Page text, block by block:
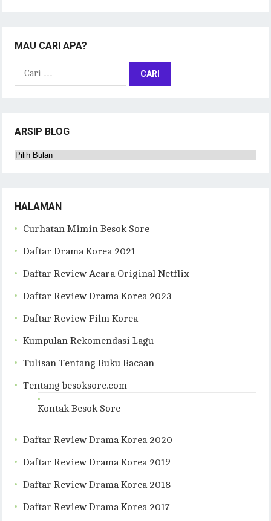
MAU CARI APA?
Cari
ARSIP BLOG
Arsip
HALAMAN
Curhatan Mimin Besok Sore
Daftar Drama Korea 2021
Daftar Review Acara Original Netflix
Daftar Review Drama Korea 2023
Daftar Review Film Korea
Kumpulan Rekomendasi Lagu
Tulisan Tentang Buku Bacaan
Tentang besoksore.com
Kontak Besok Sore
Daftar Review Drama Korea 2020
Daftar Review Drama Korea 2019
Daftar Review Drama Korea 2018
Daftar Review Drama Korea 2017